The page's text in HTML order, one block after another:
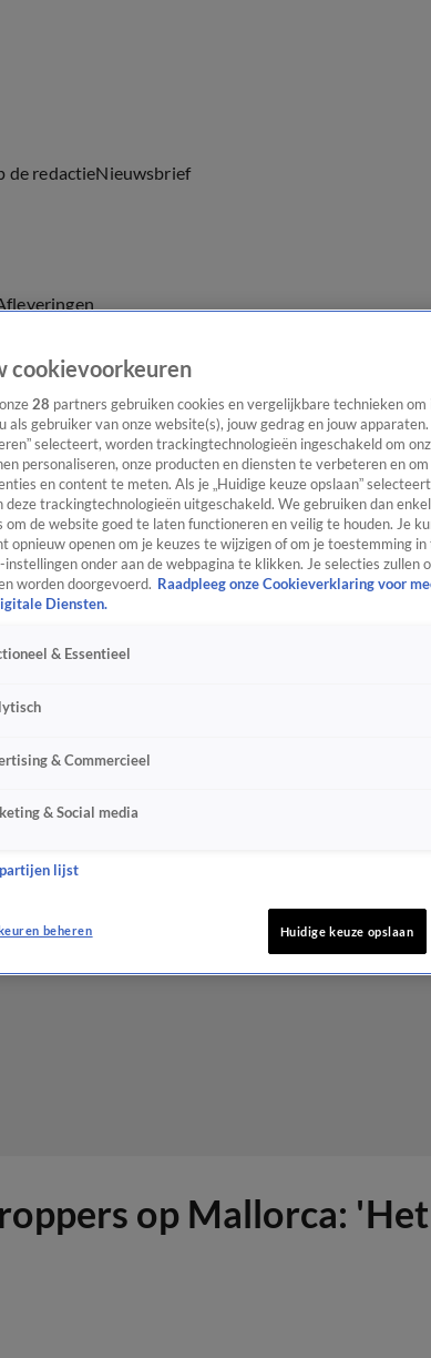
de redactieNieuwsbrief
op Mallorca:
cookievoorkeuren
28 partners gebruiken cookies en vergelijkbare technieken
als gebruiker van onze website(s), jouw gedrag en jouw apparaten.
selecteert, worden trackingtechnologieën ingeschakeld om
personaliseren, onze producten en diensten te verbeteren en
en content te meten. Als je „Huidige keuze opslaan”
deze trackingtechnologieën uitgeschakeld. We gebruiken dan
om de website goed te laten functioneren en veilig te houden. Je
opnieuw openen om je keuzes te wijzigen of om je toestemming
instellingen onder aan de webpagina te klikken. Je selecties zullen
worden doorgevoerd. Raadpleeg onze Cookieverklaring voor
Diensten.
& Essentieel
& Commercieel
& Social media
lijst
beheren Huidige keuze opslaan